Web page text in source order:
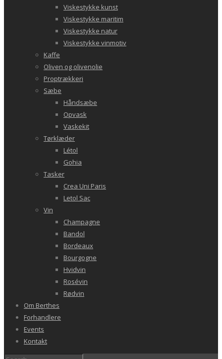
Viskestykke kunst
Viskestykke maritim
Viskestykke natur
Viskestykke vinmotiv
Kaffe
Oliven og olivenolie
Proptrækkeri
Sæbe
Håndsæbe
Opvask
Vaskekit
Tørklæder
Létol
Gohia
Tasker
Crea Uni Paris
Letol Sac
Vin
Champagne
Bandol
Bordeaux
Bourgogne
Hvidvin
Rosévin
Rødvin
Om Berthes
Forhandlere
Events
Kontakt